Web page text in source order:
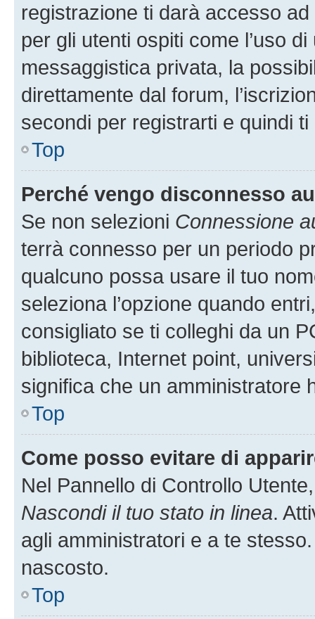
registrazione ti darà accesso
per gli utenti ospiti come l’uso
messaggistica privata, la
direttamente dal forum,
secondi per registrarti e quindi
Top
Perché vengo disconnesso
Se non selezioni Connessione
terrà connesso per un periodo
qualcuno possa usare il tuo
seleziona l’opzione quando
consigliato se ti colleghi da un
biblioteca, Internet point,
significa che un amministratore
Top
Come posso evitare di
Nel Pannello di Controllo
Nascondi il tuo stato in linea.
agli amministratori e a te
nascosto.
Top